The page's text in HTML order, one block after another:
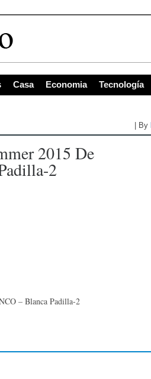
Casa Economia Tecnología
| By
2015 De
2
– Blanca Padilla-2